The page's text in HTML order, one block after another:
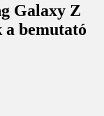
Galaxy Z
bemutató